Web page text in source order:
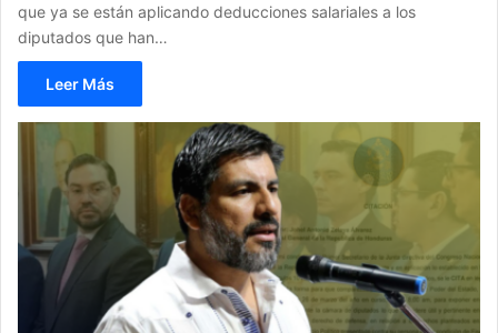
que ya se están aplicando deducciones salariales a los
diputados que han…
Leer Más